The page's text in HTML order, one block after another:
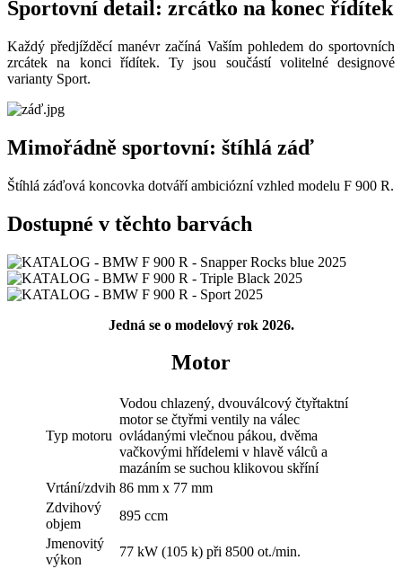
Sportovní detail: zrcátko na konec řídítek
Každý předjížděcí manévr začíná Vaším pohledem do sportovních
zrcátek na konci řídítek. Ty jsou součástí volitelné designové
varianty Sport.
Mimořádně sportovní: štíhlá záď
Štíhlá záďová koncovka dotváří ambiciózní vzhled modelu F 900 R.
Dostupné v těchto barvách
Jedná se o modelový rok 2026.
Motor
Typ motoru
Vodou chlazený, dvouválcový čtyřtaktní
motor se čtyřmi ventily na válec
ovládanými vlečnou pákou, dvěma
vačkovými hřídelemi v hlavě válců a
mazáním se suchou klikovou skříní
Vrtání/zdvih 86 mm x 77 mm
Zdvihový
objem
895 ccm
Jmenovitý
výkon
77 kW (105 k) při 8500 ot./min.